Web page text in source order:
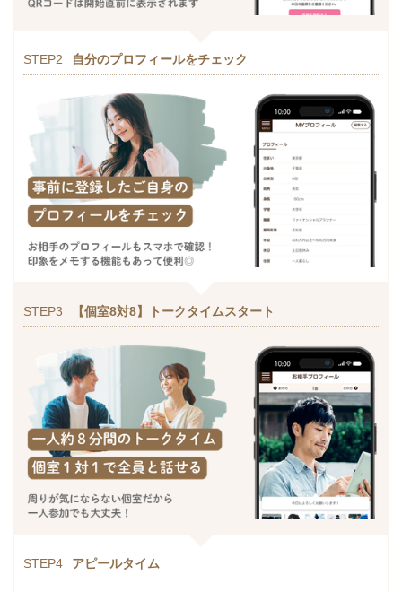
STEP2 自分のプロフィールをチェック
STEP3 【個室8対8】トークタイムスタート
STEP4 アピールタイム